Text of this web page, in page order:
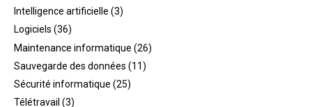
Intelligence artificielle (3)
Logiciels (36)
Maintenance informatique (26)
Sauvegarde des données (11)
Sécurité informatique (25)
Télétravail (3)